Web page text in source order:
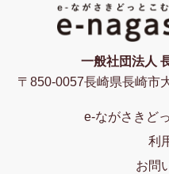
一般社団法人
〒850-0057長崎県長崎市
e-ながさきど
利
お問